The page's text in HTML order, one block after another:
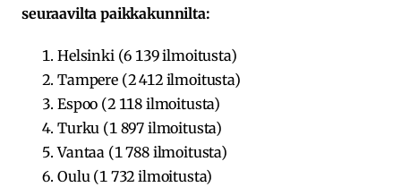
seuraavilta paikkakunnilta:
Helsinki (6 139 ilmoitusta)
Tampere (2 412 ilmoitusta)
Espoo (2 118 ilmoitusta)
Turku (1 897 ilmoitusta)
Vantaa (1 788 ilmoitusta)
Oulu (1 732 ilmoitusta)